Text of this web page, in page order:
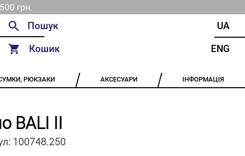
грн.
Кошик
UA
ENG
РЮКЗАКИ АКСЕСУАРИ ІНФОРМАЦІЯ
BALI II
100748.250